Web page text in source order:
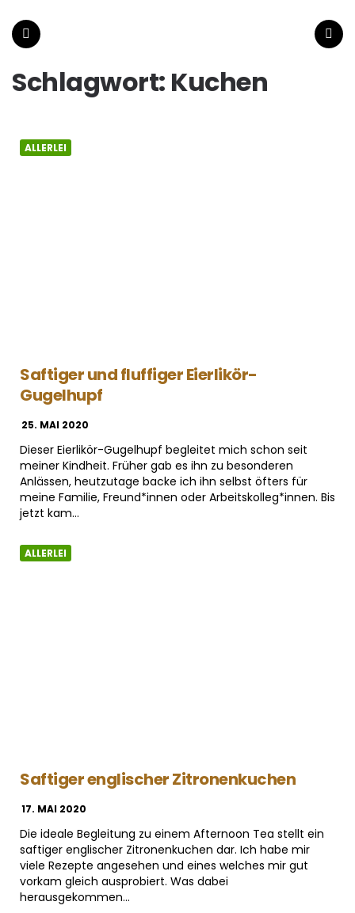
Schlagwort: Kuchen
ALLERLEI
Saftiger und fluffiger Eierlikör-
Gugelhupf
25. MAI 2020
Dieser Eierlikör-Gugelhupf begleitet mich schon seit
meiner Kindheit. Früher gab es ihn zu besonderen
Anlässen, heutzutage backe ich ihn selbst öfters für
meine Familie, Freund*innen oder Arbeitskolleg*innen. Bis
jetzt kam…
ALLERLEI
Saftiger englischer Zitronenkuchen
17. MAI 2020
Die ideale Begleitung zu einem Afternoon Tea stellt ein
saftiger englischer Zitronenkuchen dar. Ich habe mir
viele Rezepte angesehen und eines welches mir gut
vorkam gleich ausprobiert. Was dabei
herausgekommen…